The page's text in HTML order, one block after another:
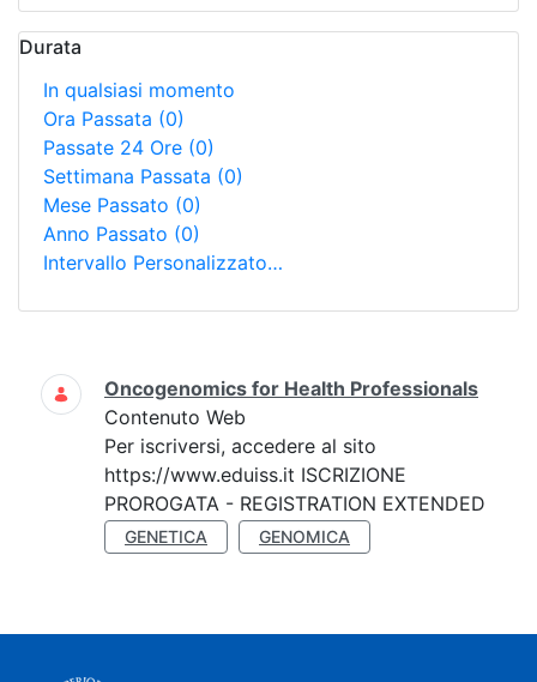
Durata
In qualsiasi momento
Ora Passata (0)
Passate 24 Ore (0)
Settimana Passata (0)
Mese Passato (0)
Anno Passato (0)
Intervallo Personalizzato…
Ricerca
Oncogenomics for Health Professionals
Contenuto Web
Per iscriversi, accedere al sito
https://www.eduiss.it ISCRIZIONE
PROROGATA - REGISTRATION EXTENDED
GENETICA GENOMICA